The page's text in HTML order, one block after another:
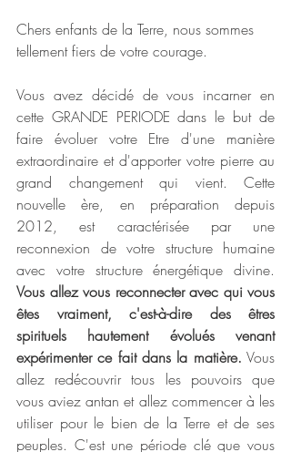
Chers enfants de la Terre, nous sommes
tellement fiers de votre courage.
Vous avez décidé de vous incarner en
cette GRANDE PERIODE dans le but de
faire évoluer votre Etre d'une manière
extraordinaire et d'apporter votre pierre au
grand changement qui vient. Cette
nouvelle ère, en préparation depuis
2012, est caractérisée par une
reconnexion de votre structure humaine
avec votre structure énergétique divine.
Vous allez vous reconnecter avec qui vous
êtes vraiment, c'est-à-dire des êtres
spirituels hautement évolués venant
expérimenter ce fait dans la matière. Vous
allez redécouvrir tous les pouvoirs que
vous aviez antan et allez commencer à les
utiliser pour le bien de la Terre et de ses
peuples. C'est une période clé que vous